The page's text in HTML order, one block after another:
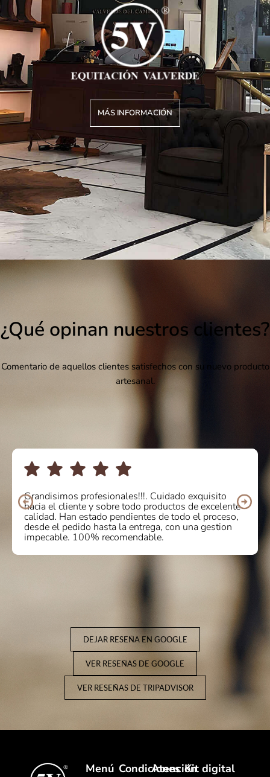
MÁS INFORMACIÓN
¿Qué opinan nuestros clientes?
Comentario de aquellos clientes satisfechos con su nuevo producto
artesanal.
Grandisimos profesionales!!!. Cuidado exquisito
hacia el cliente y sobre todo productos de excelente
calidad. Han estado pendientes de todo el proceso,
desde el pedido hasta la entrega, con una gestion
impecable. 100% recomendable.
DEJAR RESEÑA EN GOOGLE
VER RESEÑAS DE GOOGLE
VER RESEÑAS DE TRIPADVISOR
Menú Condiciones
AtenciónKit digital